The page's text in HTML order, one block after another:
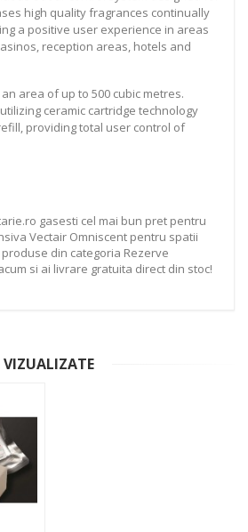
high quality fragrances continually
a positive user experience in areas
reception areas, hotels and
area of up to 500 cubic metres.
ceramic cartridge technology
providing total user control of
gasesti cel mai bun pret pentru
Vectair Omniscent pentru spatii
din categoria Rezerve
si ai livrare gratuita direct din stoc!
VIZUALIZATE